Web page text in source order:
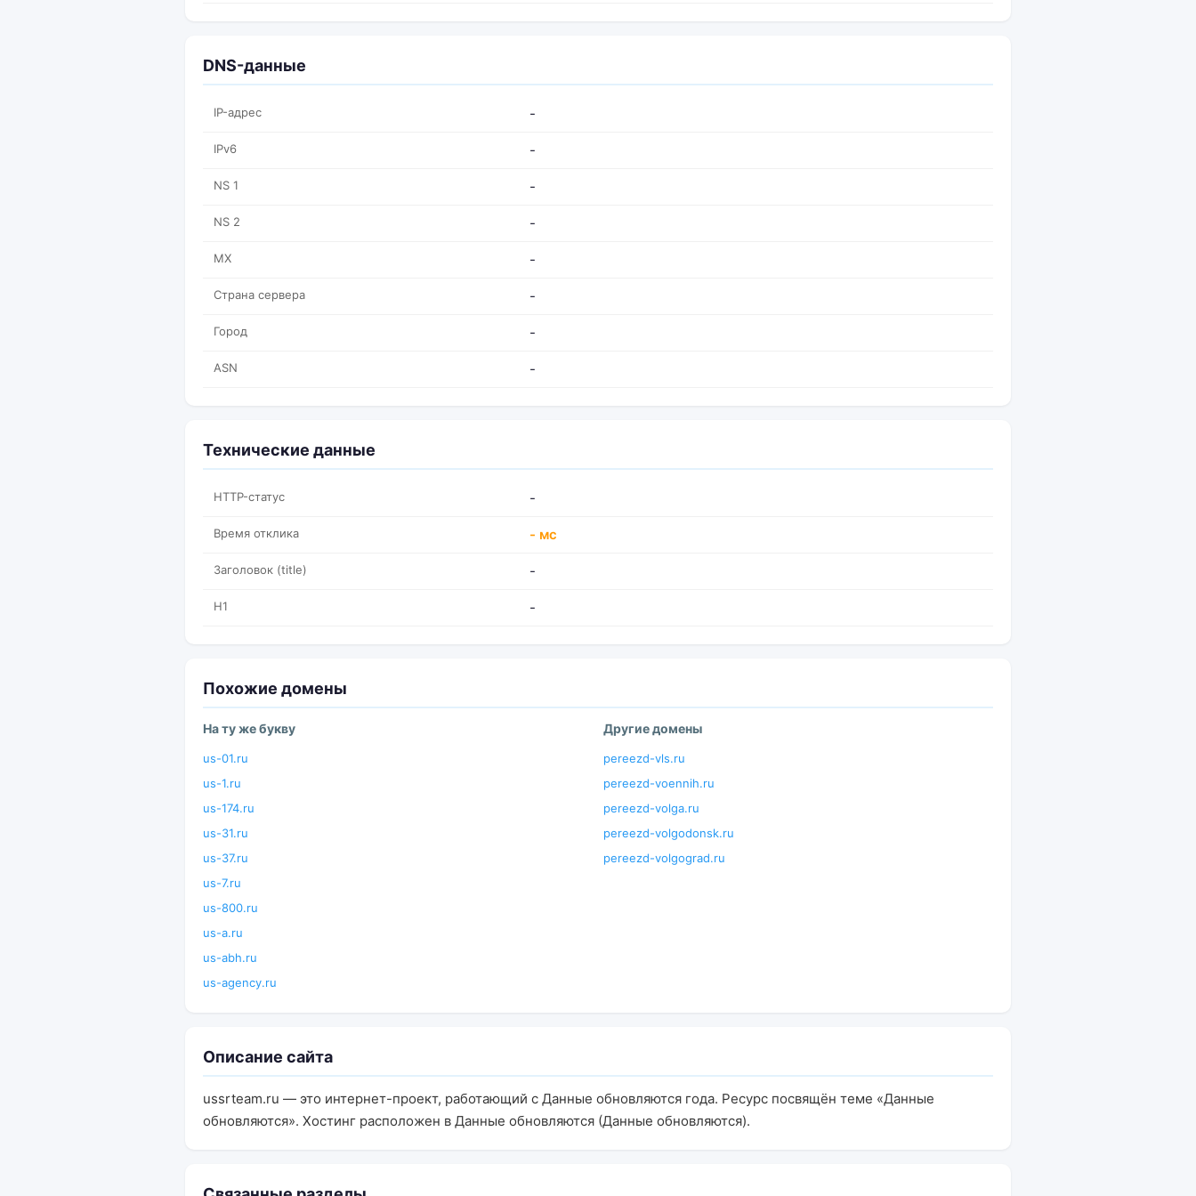
DNS-данные
IP-адрес -
IPv6 -
NS 1 -
NS 2 -
MX -
Страна сервера -
Город -
ASN -
Технические данные
HTTP-статус -
Время отклика - мс
Заголовок (title) -
H1 -
Похожие домены
На ту же букву
us-01.ru
us-1.ru
us-174.ru
us-31.ru
us-37.ru
us-7.ru
us-800.ru
us-a.ru
us-abh.ru
us-agency.ru
Другие домены
pereezd-vls.ru
pereezd-voennih.ru
pereezd-volga.ru
pereezd-volgodonsk.ru
pereezd-volgograd.ru
Описание сайта
ussrteam.ru — это интернет-проект, работающий с Данные обновляются года. Ресурс посвящён теме «Данные
обновляются». Хостинг расположен в Данные обновляются (Данные обновляются).